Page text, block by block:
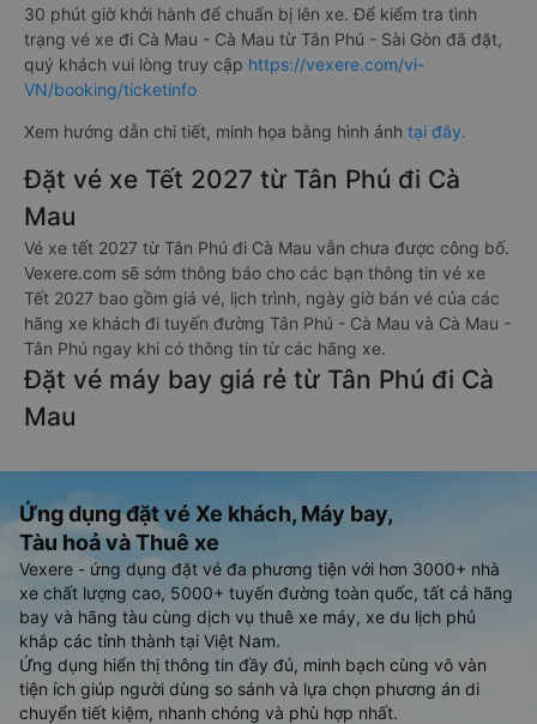
30 phút giờ khởi hành để chuẩn bị lên xe. Để kiểm tra tình
trạng vé xe đi Cà Mau - Cà Mau từ Tân Phú - Sài Gòn đã đặt,
quý khách vui lòng truy cập https://vexere.com/vi-
VN/booking/ticketinfo
Xem hướng dẫn chi tiết, minh họa bằng hình ảnh tại đây.
Đặt vé xe Tết 2027 từ Tân Phú đi Cà
Mau
Vé xe tết 2027 từ Tân Phú đi Cà Mau vẫn chưa được công bố.
Vexere.com sẽ sớm thông báo cho các bạn thông tin vé xe
Tết 2027 bao gồm giá vé, lịch trình, ngày giờ bán vé của các
hãng xe khách đi tuyến đường Tân Phú - Cà Mau và Cà Mau -
Tân Phú ngay khi có thông tin từ các hãng xe.
Đặt vé máy bay giá rẻ từ Tân Phú đi Cà
Mau
Ứng dụng đặt vé Xe khách, Máy bay,
Tàu hoả và Thuê xe
Vexere - ứng dụng đặt vé đa phương tiện với hơn 3000+ nhà
xe chất lượng cao, 5000+ tuyến đường toàn quốc, tất cả hãng
bay và hãng tàu cùng dịch vụ thuê xe máy, xe du lịch phủ
khắp các tỉnh thành tại Việt Nam.
Ứng dụng hiển thị thông tin đầy đủ, minh bạch cùng vô vàn
tiện ích giúp người dùng so sánh và lựa chọn phương án di
chuyển tiết kiệm, nhanh chóng và phù hợp nhất.